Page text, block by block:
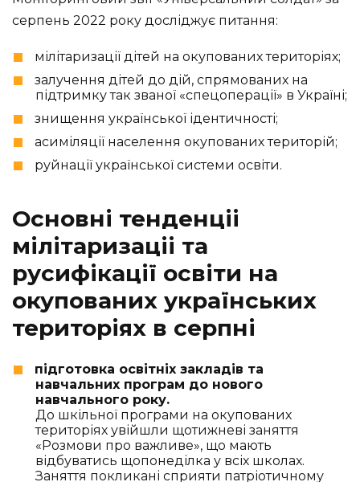
серпень 2022 року досліджує питання:
мілітаризації дітей на окупованих територіях;
залучення дітей до дій, спрямованих на
підтримку так званої «спецоперації» в Україні;
знищення української ідентичності;
асиміляції населення окупованих територій;
руйнації української системи освіти.
Основні тенденціі
мілітаризаціі та
русифікації освіти на
окупованих українських
територіях в серпні
підготовка освітніх закладів та
навчальних програм до нового
навчального року.
До шкільної програми на окупованих
територіях увійшли щотижневі заняття
«Розмови про важливе», що мають
відбуватись щопонеділка у всіх школах.
Заняття покликані сприяти патріотичному